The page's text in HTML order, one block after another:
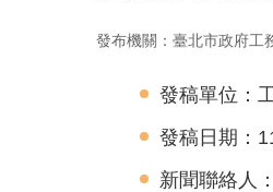
發布機關：臺北市政府工
發稿單位：
發稿日期：
新聞聯絡人